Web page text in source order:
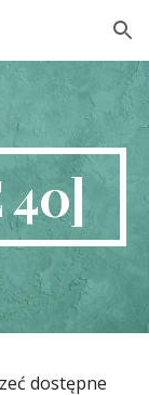
Skip to navigation
40]
dostępne